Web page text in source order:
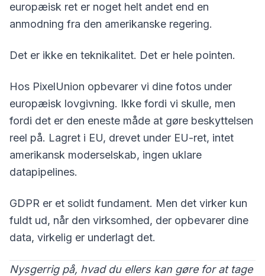
europæisk ret er noget helt andet end en
anmodning fra den amerikanske regering.
Det er ikke en teknikalitet. Det er hele pointen.
Hos PixelUnion opbevarer vi dine fotos under
europæisk lovgivning. Ikke fordi vi skulle, men
fordi det er den eneste måde at gøre beskyttelsen
reel på. Lagret i EU, drevet under EU-ret, intet
amerikansk moderselskab, ingen uklare
datapipelines.
GDPR er et solidt fundament. Men det virker kun
fuldt ud, når den virksomhed, der opbevarer dine
data, virkelig er underlagt det.
Nysgerrig på, hvad du ellers kan gøre for at tage